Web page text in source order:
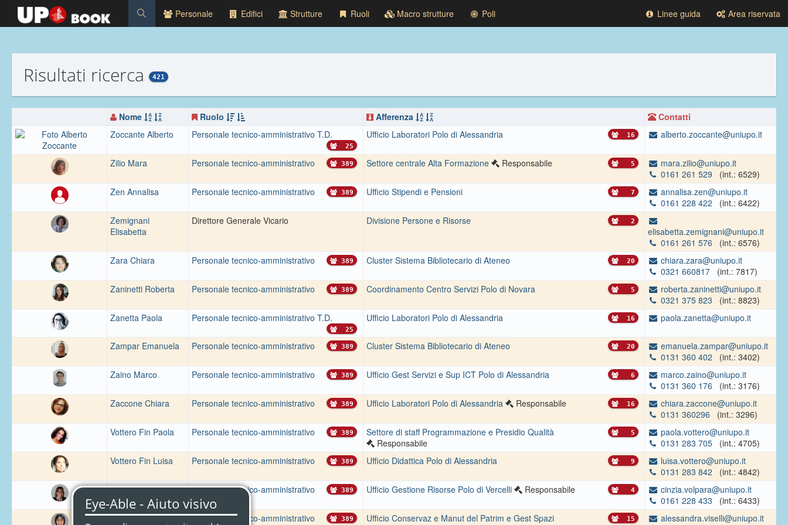
Personale Edifici Strutture Ruoli Macro strutture Poli Linee guida Area riservata
Risultati ricerca 421
Nome Ruolo Afferenza
Contatti
Zoccante Alberto
Personale tecnico-amministrativo T.D.
25
Ufficio Laboratori Polo di Alessandria 16 alberto.zoccante@uniupo.it
Zilio Mara Personale tecnico-amministrativo 389 Settore centrale Alta Formazione 5
Responsabile
mara.zilio@uniupo.it
0161 261 529
(int.: 6529)
Zen Annalisa
Personale tecnico-amministrativo 389 Ufficio Stipendi e Pensioni 7
annalisa.zen@uniupo.it
0161 228 422
(int.: 6422)
Zemignani
Elisabetta
Direttore Generale Vicario Divisione Persone e Risorse 2
elisabetta.zemignani@uniupo.it
0161 261 576
(int.: 6576)
Zara Chiara
Personale tecnico-amministrativo 389 Cluster Sistema Bibliotecario di Ateneo 20
chiara.zara@uniupo.it
0321 660817
(int.: 7817)
Zaninetti Roberta
Personale tecnico-amministrativo 389 Coordinamento Centro Servizi Polo di Novara 5
roberta.zaninetti@uniupo.it
0321 375 823
(int.: 8823)
Zanetta Paola
Personale tecnico-amministrativo T.D.
25
Ufficio Laboratori Polo di Alessandria 16 paola.zanetta@uniupo.it
Zampar Emanuela Personale tecnico-amministrativo 389 Cluster Sistema Bibliotecario di Ateneo 20
emanuela.zampar@uniupo.it
0131 360 402
(int.: 3402)
Zaino Marco
Personale tecnico-amministrativo 389 Ufficio Gest Servizi e Sup ICT Polo di Alessandria 6
marco.zaino@uniupo.it
0131 360 176
(int.: 3176)
Zaccone Chiara
Personale tecnico-amministrativo 389 Ufficio Laboratori Polo di Alessandria 16
Responsabile
chiara.zaccone@uniupo.it
0131 360296
(int.: 3296)
Vottero Fin Paola
Personale tecnico-amministrativo 389 Settore di staff Programmazione e Presidio Qualità 5
Responsabile
paola.vottero@uniupo.it
0131 283 705
(int.: 4705)
Vottero Fin Luisa
Personale tecnico-amministrativo 389 Ufficio Didattica Polo di Alessandria 9
luisa.vottero@uniupo.it
0131 283 842
(int.: 4842)
Volpara Cinzia
Personale tecnico-amministrativo 389 Ufficio Gestione Risorse Polo di Vercelli 4
Responsabile
cinzia.volpara@uniupo.it
0161 228 433
(int.: 6433)
Viselli Alessandra
Personale tecnico-amministrativo 389 Ufficio Conservaz e Manut del Patrim e Gest Spazi 15
alessandra.viselli@uniupo.it